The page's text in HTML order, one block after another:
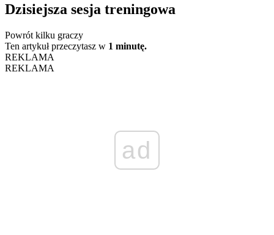
Dzisiejsza sesja treningowa
Powrót kilku graczy
Ten artykuł przeczytasz w 1 minutę.
REKLAMA
REKLAMA
ad